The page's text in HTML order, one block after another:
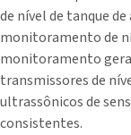
de nível de tanque
monitoramento de
monitoramento
transmissores de
ultrassônicos de
consistentes.